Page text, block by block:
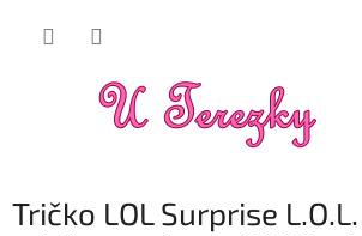
Tričko LOL Surprise